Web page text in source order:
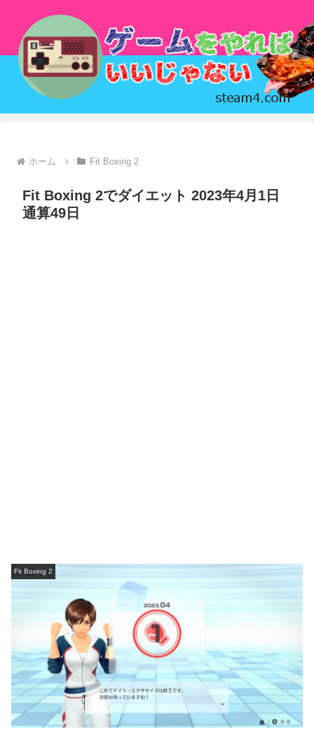
ホーム Fit Boxing 2
Fit Boxing 2でダイエット 2023年4月1日
通算49日
Fit Boxing 2